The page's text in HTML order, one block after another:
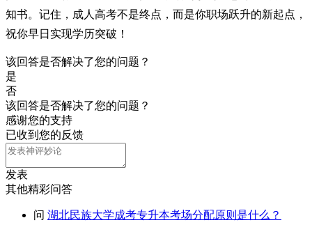
知书。记住，成人高考不是终点，而是你职场跃升的新起点，
祝你早日实现学历突破！
该回答是否解决了您的问题？
是
否
该回答是否解决了您的问题？
感谢您的支持
已收到您的反馈
发表
其他精彩问答
问 湖北民族大学成考专升本考场分配原则是什么？